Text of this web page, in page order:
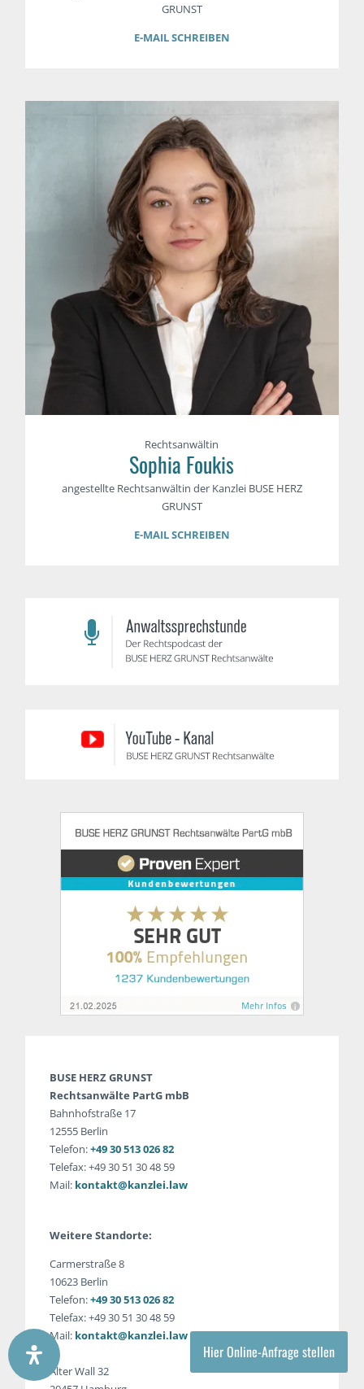
Hier Online-Anfrage stellen
GRUNST
E-MAIL SCHREIBEN
Rechtsanwältin
Sophia Foukis
angestellte Rechtsanwältin der Kanzlei BUSE HERZ
GRUNST
E-MAIL SCHREIBEN
BUSE HERZ GRUNST
Rechtsanwälte PartG mbB
Bahnhofstraße 17
12555 Berlin
Telefon:+49 30 513 026 82
Telefax: +49 30 51 30 48 59
Mail: kontakt@kanzlei.law
Weitere Standorte:
Carmerstraße 8
10623 Berlin
Telefon:+49 30 513 026 82
Telefax: +49 30 51 30 48 59
Mail: kontakt@kanzlei.law
Alter Wall 32